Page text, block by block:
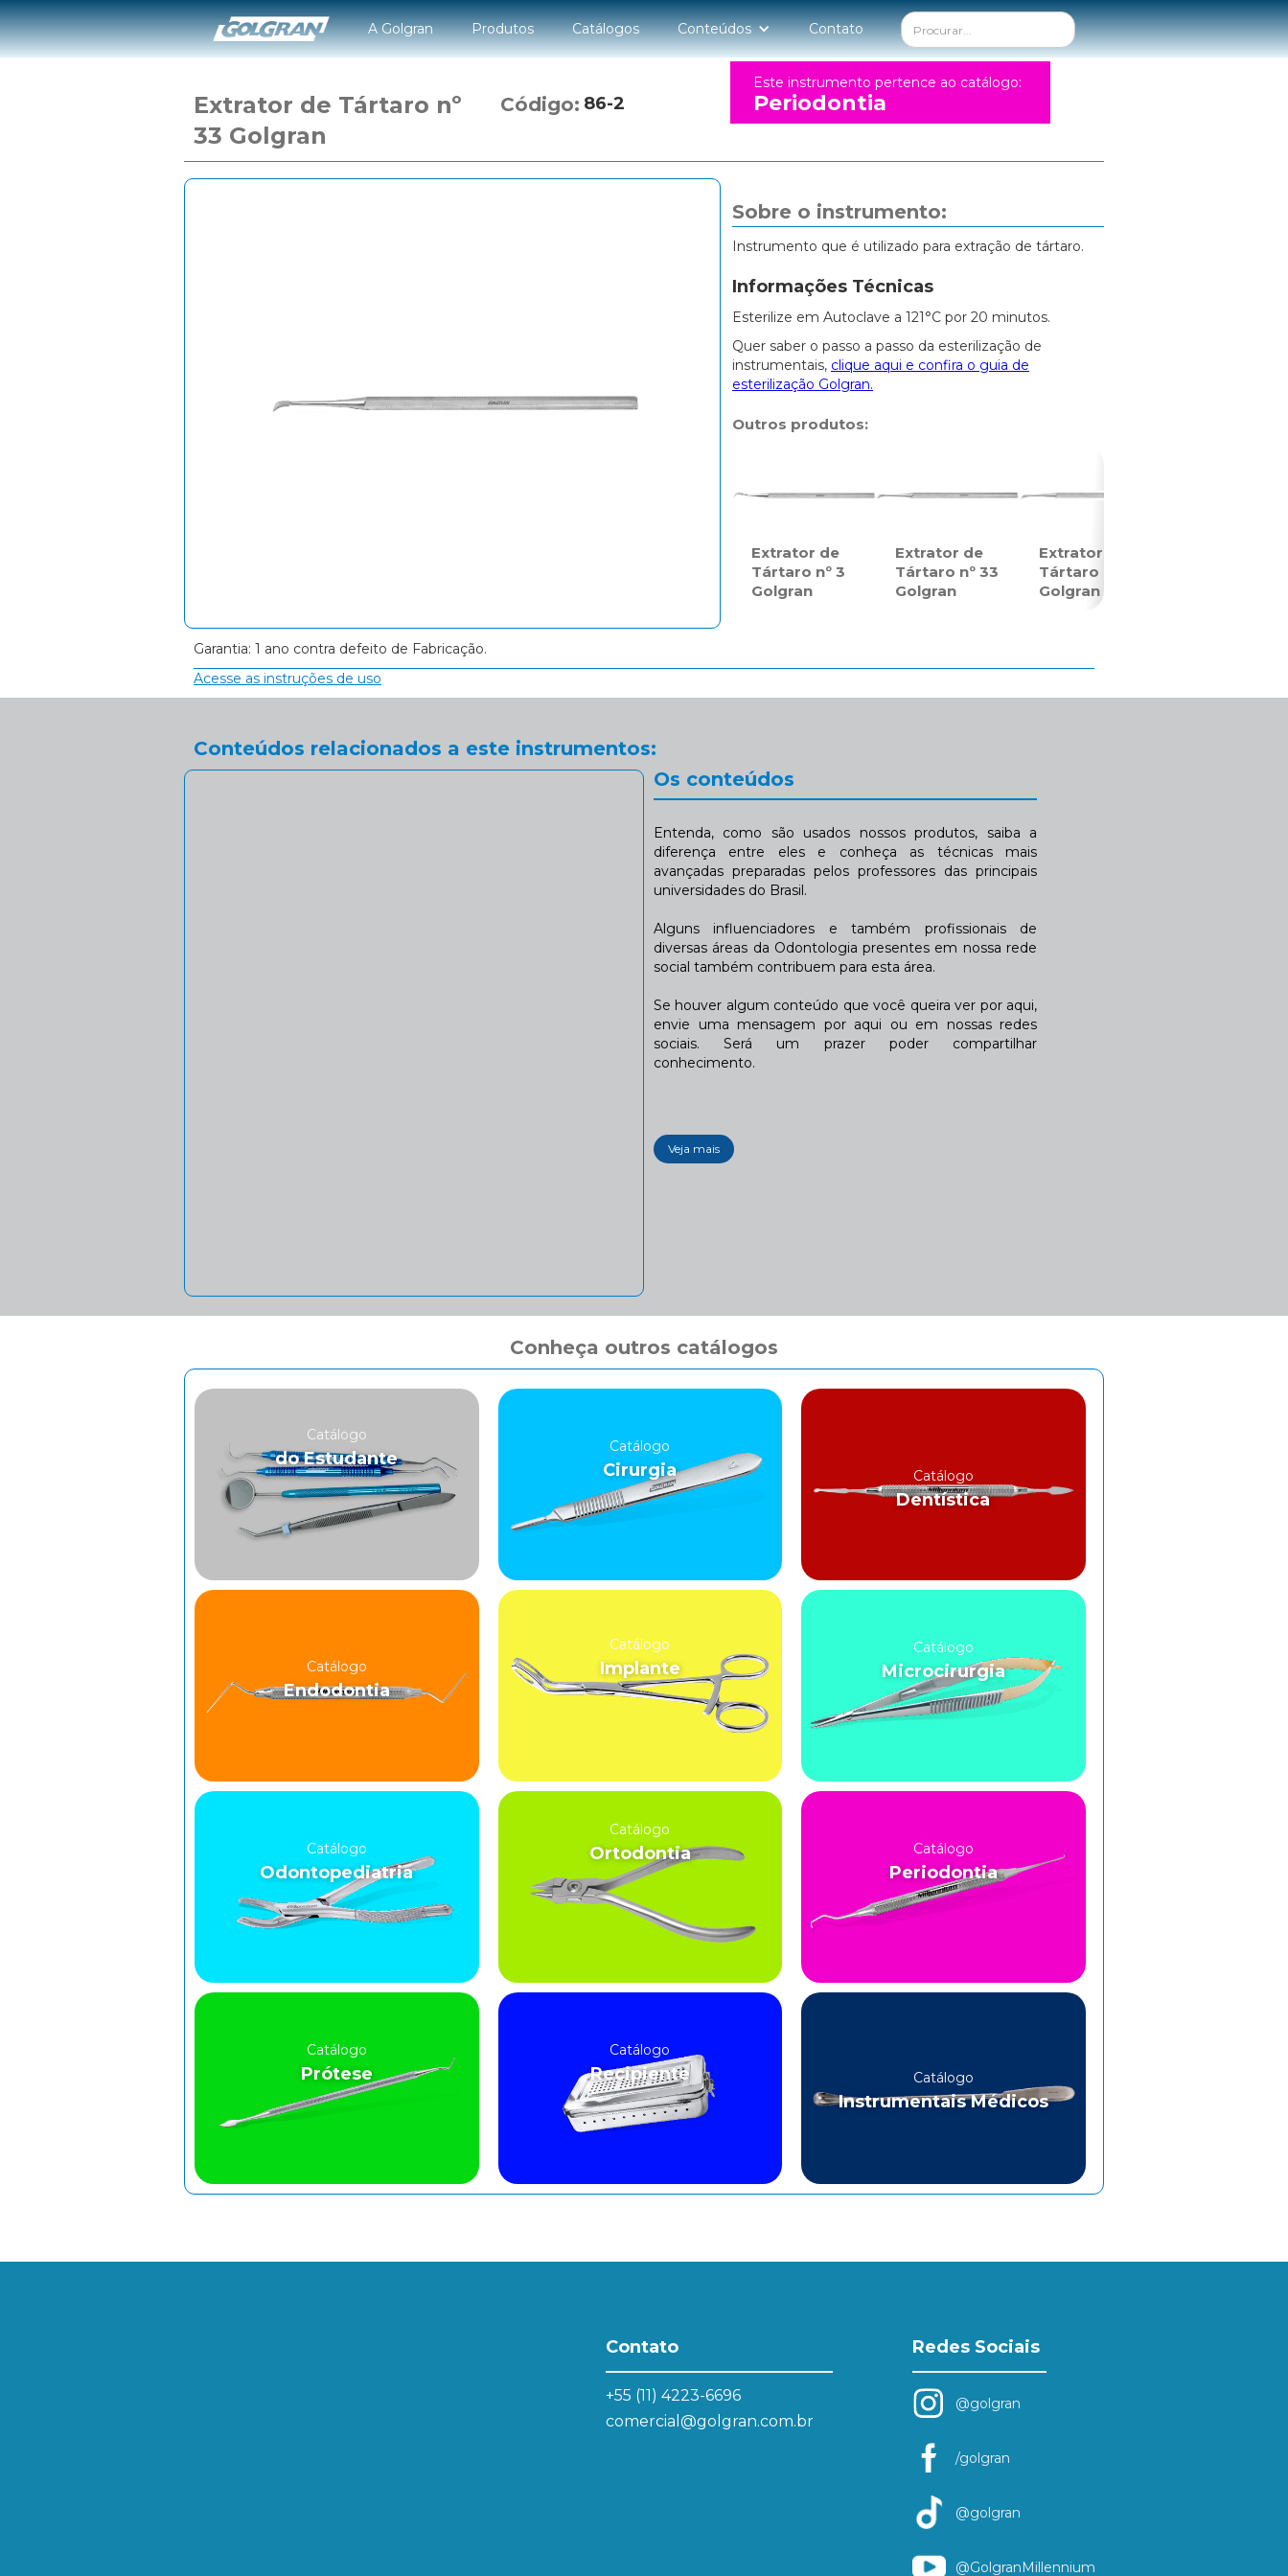
A Golgran Produtos Catálogos Conteúdos Contato
Extrator de Tártaro nº
33 Golgran
Código: 86-2
Este instrumento pertence ao catálogo:
Periodontia
Sobre o instrumento:
Instrumento que é utilizado para extração de tártaro.
Informações Técnicas
Esterilize em Autoclave a 121°C por 20 minutos.
Quer saber o passo a passo da esterilização de
instrumentais, clique aqui e confira o guia de
esterilização Golgran.
Outros produtos:
Extrator de
Tártaro nº 3
Golgran
Extrator de
Tártaro nº 33
Golgran
Extrator de
Tártaro nº 34
Golgran
Garantia: 1 ano contra defeito de Fabricação.
Acesse as instruções de uso
Conteúdos relacionados a este instrumentos:
Os conteúdos
Entenda, como são usados nossos produtos, saiba a
diferença entre eles e conheça as técnicas mais
avançadas preparadas pelos professores das principais
universidades do Brasil.
Alguns influenciadores e também profissionais de
diversas áreas da Odontologia presentes em nossa rede
social também contribuem para esta área.
Se houver algum conteúdo que você queira ver por aqui,
envie uma mensagem por aqui ou em nossas redes
sociais. Será um prazer poder compartilhar
conhecimento.
Veja mais
Conheça outros catálogos
Catálogo
do Estudante
Catálogo
Cirurgia Catálogo
Dentística
Catálogo
Endodontia
Catálogo
Implante
Catálogo
Microcirurgia
Catálogo
Odontopediatria
Catálogo
Ortodontia Catálogo
Periodontia
Catálogo
Prótese
Catálogo
Recipiente Catálogo
Instrumentais Médicos
Contato
+55 (11) 4223-6696
comercial@golgran.com.br
Redes Sociais
@golgran
/golgran
@golgran
@GolgranMillennium